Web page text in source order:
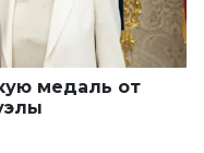
медаль от